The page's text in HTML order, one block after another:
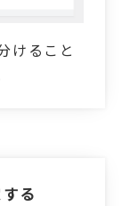
けること
る